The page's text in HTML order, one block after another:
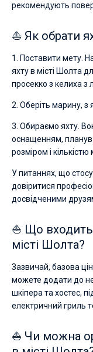
рекомендують
⛵ Як обрати
1. Поставити мету.
яхту в місті Шолта
просекко з келиха з
2. Оберіть марину, з
3. Обираємо яхту.
оснащенням,
розміром і кількістю
У питаннях, що
довіритися
досвідченими
⛵ Що входить
місті Шолта?
Зазвичай, базова
можете додати до
шкіпера та хостес,
електричний гриль
⛵ Чи можна